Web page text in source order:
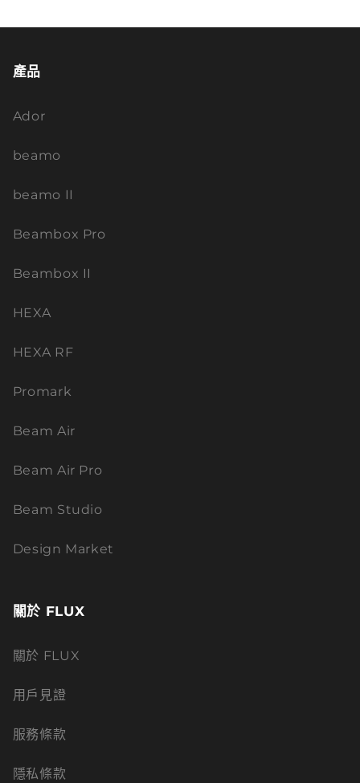
產品
Ador
beamo
beamo II
Beambox Pro
Beambox II
HEXA
HEXA RF
Promark
Beam Air
Beam Air Pro
Beam Studio
Design Market
關於 FLUX
關於 FLUX
用戶見證
服務條款
隱私條款